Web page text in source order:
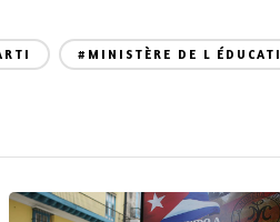
#MINISTÈRE DE L